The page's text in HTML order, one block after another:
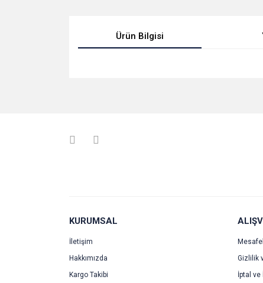
Ürün Bilgisi
KURUMSAL
İletişim
Hakkımızda
Kargo Takibi
Gizlilik
İptal ve